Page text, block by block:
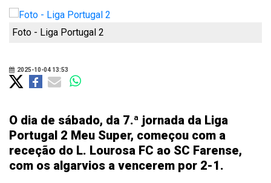
Foto - Liga Portugal 2
2025-10-04 13:53
O dia de sábado, da 7.ª jornada da Liga
Portugal 2 Meu Super, começou com a
receção do L. Lourosa FC ao SC Farense,
com os algarvios a vencerem por 2-1.